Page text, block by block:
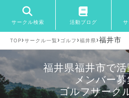
サークル検索 活動ブログ
TOP›サークル一覧 › ゴルフ ›福井県›福井市
福井県福井市で
メンバー
ゴルフサーク